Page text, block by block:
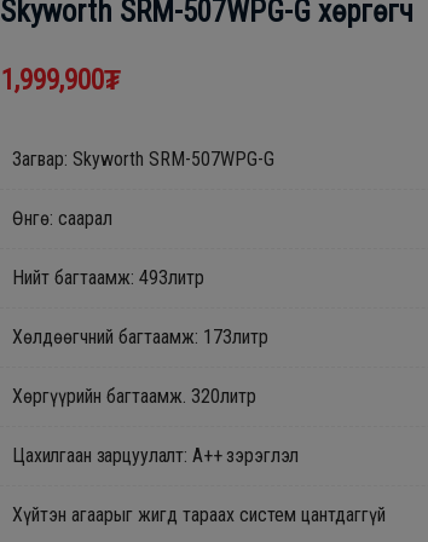
Skyworth SRM-507WPG-G хөргөгч
1,999,900₮
Загвар: Skyworth SRM-507WPG-G
Өнгө: саарал
Нийт багтаамж: 493литр
Хөлдөөгчний багтаамж: 173литр
Хөргүүрийн багтаамж. 320литр
Цахилгаан зарцуулалт: A++ зэрэглэл
Хүйтэн агаарыг жигд тараах систем цантдаггүй